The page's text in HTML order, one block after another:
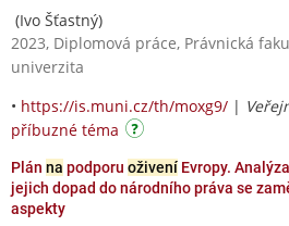
(Ivo Šťastný)
2023, Diplomová práce, Právnická
univerzita
• https://is.muni.cz/th/moxg9/ |
příbuzné téma
Plán na podporu oživení Evropy.
jejich dopad do národního práva se
aspekty